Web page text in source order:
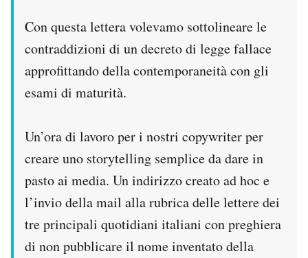
Con questa lettera volevamo sottolineare le
contraddizioni di un decreto di legge fallace
approfittando della contemporaneità con gli
esami di maturità.
Un’ora di lavoro per i nostri copywriter per
creare uno storytelling semplice da dare in
pasto ai media. Un indirizzo creato ad hoc e
l’invio della mail alla rubrica delle lettere dei
tre principali quotidiani italiani con preghiera
di non pubblicare il nome inventato della